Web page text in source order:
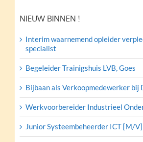
NIEUW BINNEN !
Interim waarnemend opleider
specialist
Begeleider Trainigshuis LVB, Goes
Bijbaan als Verkoopmedewerker bij
Werkvoorbereider Industrieel
Junior Systeembeheerder ICT [M/V]